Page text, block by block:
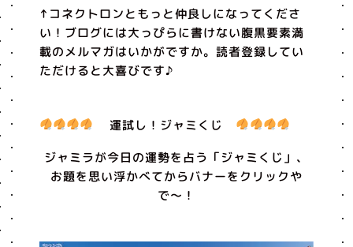
↑コネクトロンともっと仲良しになってくださ
い！ブログには大っぴらに書けない腹黒要素満
載のメルマガはいかがですか。読者登録してい
ただけると大喜びです♪
運試し！ジャミくじ
ジャミラが今日の運勢を占う「ジャミくじ」、
お題を思い浮かべてからバナーをクリックや
で〜！